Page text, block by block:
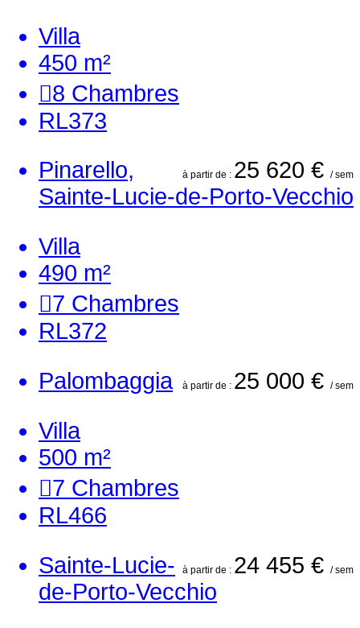
Villa
450 m²
8 Chambres
RL373
à partir de : 25 620 € / sem
Pinarello,
Sainte-Lucie-de-Porto-Vecchio
Villa
490 m²
7 Chambres
RL372
à partir de : 25 000 € / sem
Palombaggia
Villa
500 m²
7 Chambres
RL466
à partir de : 24 455 € / sem
Sainte-Lucie-
de-Porto-Vecchio